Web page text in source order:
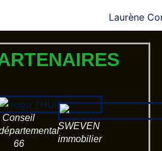
Conseil
66
SWEVEN
immobilier